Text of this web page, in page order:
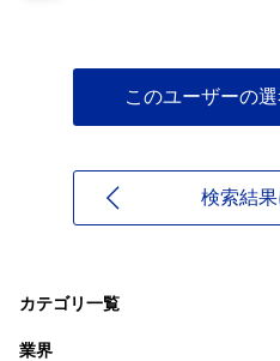
このユーザーの
検索結
カテゴリ一覧
業界